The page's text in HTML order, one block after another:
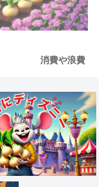
消費や浪費